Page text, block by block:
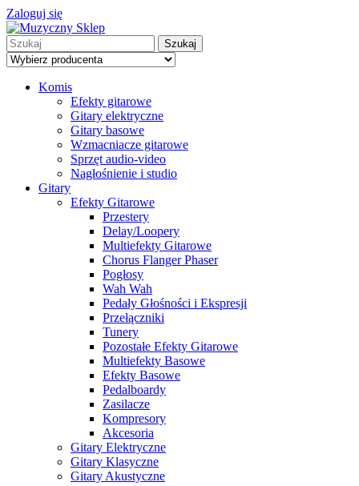
Zaloguj się
Szukaj
Komis
Efekty gitarowe
Gitary elektryczne
Gitary basowe
Wzmacniacze gitarowe
Sprzęt audio-video
Nagłośnienie i studio
Gitary
Efekty Gitarowe
Przestery
Delay/Loopery
Multiefekty Gitarowe
Chorus Flanger Phaser
Pogłosy
Wah Wah
Pedały Głośności i Ekspresji
Przełączniki
Tunery
Pozostałe Efekty Gitarowe
Multiefekty Basowe
Efekty Basowe
Pedalboardy
Zasilacze
Kompresory
Akcesoria
Gitary Elektryczne
Gitary Klasyczne
Gitary Akustyczne